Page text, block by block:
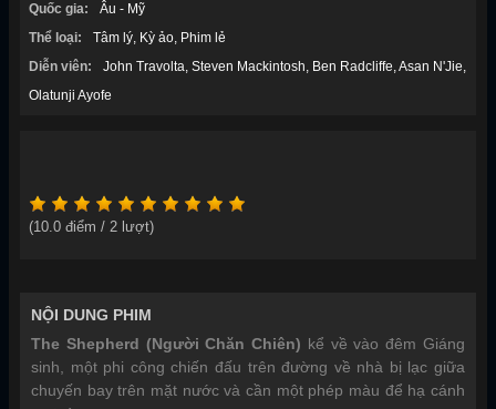
Quốc gia:
Âu - Mỹ
Thể loại:
Tâm lý Kỳ ảo Phim lẻ
Diễn viên:
John Travolta Steven Mackintosh Ben Radcliffe Asan N'Jie
Olatunji Ayofe
(10.0 điểm / 2 lượt)
NỘI DUNG PHIM
The Shepherd (Người Chăn Chiên) kể về vào đêm Giáng
sinh, một phi công chiến đấu trên đường về nhà bị lạc giữa
chuyến bay trên mặt nước và cần một phép màu để hạ cánh